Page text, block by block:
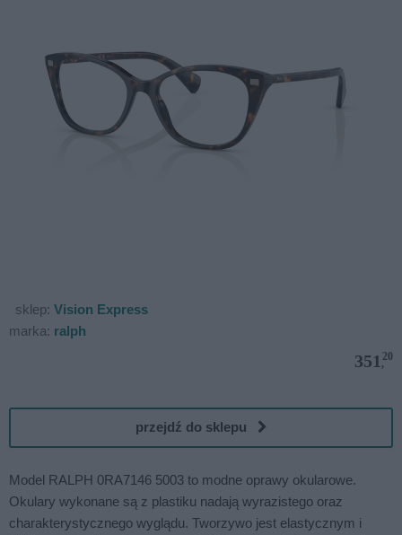
sklep: Vision Express
marka: ralph
351 ,
20
przejdź do sklepu
Model RALPH 0RA7146 5003 to modne oprawy okularowe.
Okulary wykonane są z plastiku nadają wyrazistego oraz
charakterystycznego wyglądu. Tworzywo jest elastycznym i